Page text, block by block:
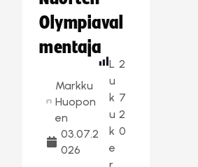
Olympiaval
mentaja
Markku
Huopon
en
03.07.2
026
L
u
k
u
k
e
2
7
2
0